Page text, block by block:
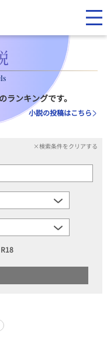
ランキングです。
小説の投稿はこちら
×検索条件をクリアする
R18